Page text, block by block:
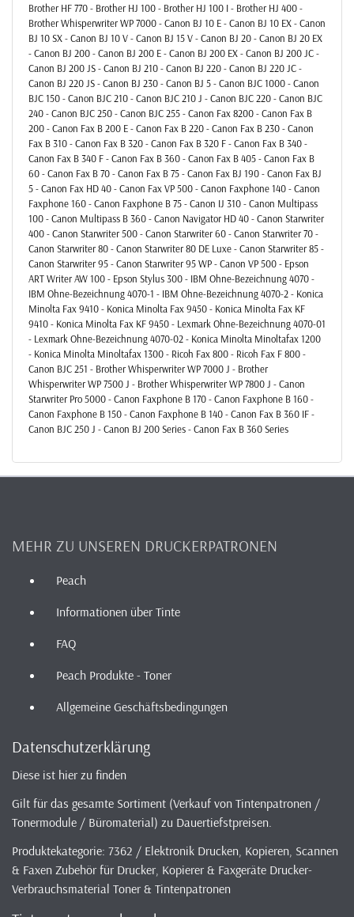
Brother HF 770 - Brother HJ 100 - Brother HJ 100 I - Brother HJ 400 -
Brother Whisperwriter WP 7000 - Canon BJ 10 E - Canon BJ 10 EX - Canon
BJ 10 SX - Canon BJ 10 V - Canon BJ 15 V - Canon BJ 20 - Canon BJ 20 EX
- Canon BJ 200 - Canon BJ 200 E - Canon BJ 200 EX - Canon BJ 200 JC -
Canon BJ 200 JS - Canon BJ 210 - Canon BJ 220 - Canon BJ 220 JC -
Canon BJ 220 JS - Canon BJ 230 - Canon BJ 5 - Canon BJC 1000 - Canon
BJC 150 - Canon BJC 210 - Canon BJC 210 J - Canon BJC 220 - Canon BJC
240 - Canon BJC 250 - Canon BJC 255 - Canon Fax 8200 - Canon Fax B
200 - Canon Fax B 200 E - Canon Fax B 220 - Canon Fax B 230 - Canon
Fax B 310 - Canon Fax B 320 - Canon Fax B 320 F - Canon Fax B 340 -
Canon Fax B 340 F - Canon Fax B 360 - Canon Fax B 405 - Canon Fax B
60 - Canon Fax B 70 - Canon Fax B 75 - Canon Fax BJ 190 - Canon Fax BJ
5 - Canon Fax HD 40 - Canon Fax VP 500 - Canon Faxphone 140 - Canon
Faxphone 160 - Canon Faxphone B 75 - Canon IJ 310 - Canon Multipass
100 - Canon Multipass B 360 - Canon Navigator HD 40 - Canon Starwriter
400 - Canon Starwriter 500 - Canon Starwriter 60 - Canon Starwriter 70 -
Canon Starwriter 80 - Canon Starwriter 80 DE Luxe - Canon Starwriter 85 -
Canon Starwriter 95 - Canon Starwriter 95 WP - Canon VP 500 - Epson
ART Writer AW 100 - Epson Stylus 300 - IBM Ohne-Bezeichnung 4070 -
IBM Ohne-Bezeichnung 4070-1 - IBM Ohne-Bezeichnung 4070-2 - Konica
Minolta Fax 9410 - Konica Minolta Fax 9450 - Konica Minolta Fax KF
9410 - Konica Minolta Fax KF 9450 - Lexmark Ohne-Bezeichnung 4070-01
- Lexmark Ohne-Bezeichnung 4070-02 - Konica Minolta Minoltafax 1200
- Konica Minolta Minoltafax 1300 - Ricoh Fax 800 - Ricoh Fax F 800 -
Canon BJC 251 - Brother Whisperwriter WP 7000 J - Brother
Whisperwriter WP 7500 J - Brother Whisperwriter WP 7800 J - Canon
Starwriter Pro 5000 - Canon Faxphone B 170 - Canon Faxphone B 160 -
Canon Faxphone B 150 - Canon Faxphone B 140 - Canon Fax B 360 IF -
Canon BJC 250 J - Canon BJ 200 Series - Canon Fax B 360 Series
MEHR ZU UNSEREN DRUCKERPATRONEN
Peach
Informationen über Tinte
FAQ
Peach Produkte - Toner
Allgemeine Geschäftsbedingungen
Datenschutzerklärung
Diese ist hier zu finden
Gilt für das gesamte Sortiment (Verkauf von Tintenpatronen /
Tonermodule / Büromaterial) zu Dauertiefstpreisen.
Produktekategorie: 7362 / Elektronik Drucken, Kopieren, Scannen
& Faxen Zubehör für Drucker, Kopierer & Faxgeräte Drucker-
Verbrauchsmaterial Toner & Tintenpatronen